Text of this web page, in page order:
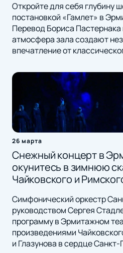
Откройте для себя глубину
постановкой «Гамлет» в
Перевод Бориса Пастернака
атмосфера зала создают
впечатление от
26 марта
Снежный концерт в
окунитесь в зимнюю
Чайковского и
Симфонический оркестр
руководством Сергея
программу в Эрмитажном
произведениями
и Глазунова в сердце Санкт-